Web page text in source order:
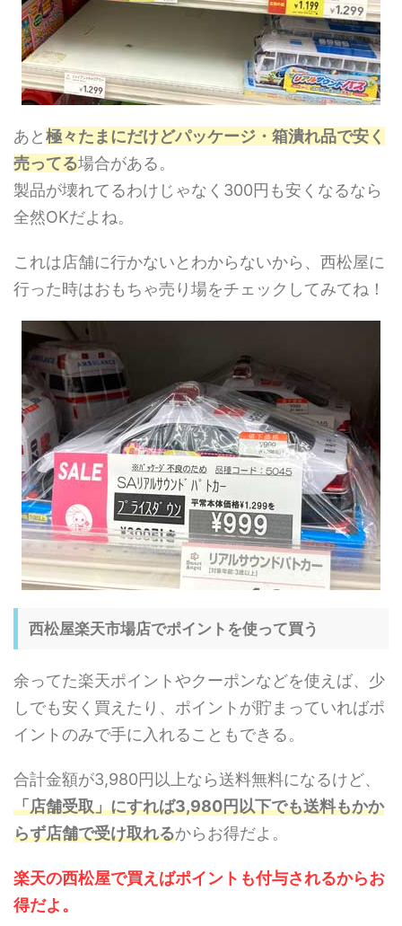
あと極々たまにだけどパッケージ・箱潰れ品で安く
売ってる場合がある。
製品が壊れてるわけじゃなく300円も安くなるなら
全然OKだよね。
これは店舗に行かないとわからないから、西松屋に
行った時はおもちゃ売り場をチェックしてみてね！
西松屋楽天市場店でポイントを使って買う
余ってた楽天ポイントやクーポンなどを使えば、少
しでも安く買えたり、ポイントが貯まっていればポ
イントのみで手に入れることもできる。
合計金額が3,980円以上なら送料無料になるけど、
「店舗受取」にすれば3,980円以下でも送料もかか
らず店舗で受け取れるからお得だよ。
楽天の西松屋で買えばポイントも付与されるからお
得だよ。